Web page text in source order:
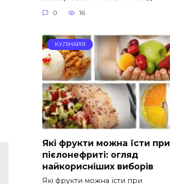
0 16
КУЛІНАРІЯ
Які фрукти можна їсти при
пієлонефриті: огляд
найкорисніших виборів
Які фрукти можна їсти при